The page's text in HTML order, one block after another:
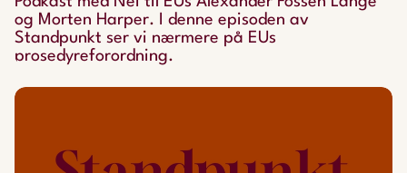
og Morten Harper. I denne episoden av
Standpunkt ser vi nærmere på EUs
prosedyreforordning.